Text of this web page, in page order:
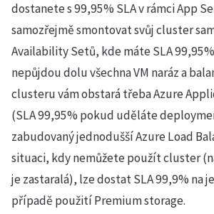
dostanete s 99,95% SLA v rámci App
samozřejmě smontovat svůj cluster
Availability Setů, kde máte SLA
nepůjdou dolu všechna VM naráz a
clusteru vám obstará třeba Azure
(SLA 99,95% pokud uděláte
zabudovaný jednodušší Azure Load
situaci, kdy nemůžete použít cluster
je zastaralá), lze dostat SLA 99,9% na
případě použití Premium storage.